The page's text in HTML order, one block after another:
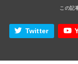
Twitter